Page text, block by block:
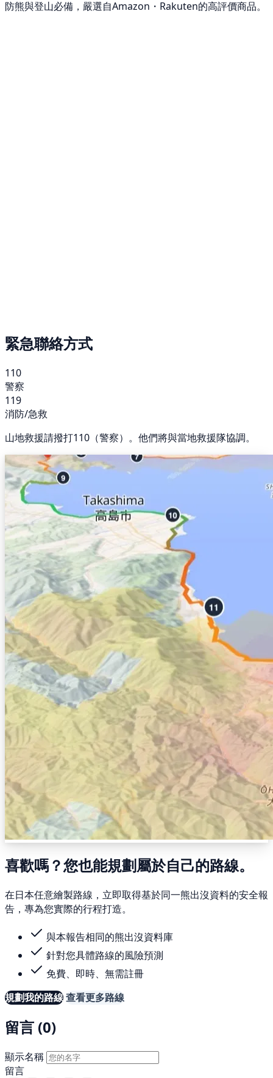
防熊與登山必備，嚴選自Amazon・Rakuten的高評價商品。
緊急聯絡方式
110
警察
119
消防/急救
山地救援請撥打110（警察）。他們將與當地救援隊協調。
喜歡嗎？您也能規劃屬於自己的路線。
在日本任意繪製路線，立即取得基於同一熊出沒資料的安全報
告，專為您實際的行程打造。
與本報告相同的熊出沒資料庫
針對您具體路線的風險預測
免費、即時、無需註冊
規劃我的路線查看更多路線
留言 (0)
顯示名稱
留言